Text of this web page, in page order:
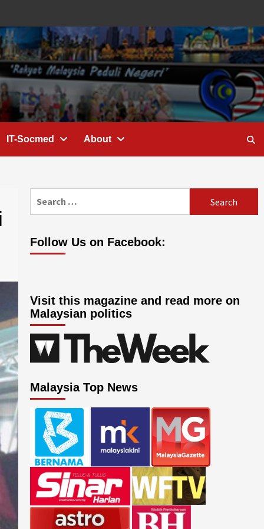
IT-Socmed About
Follow Us on Facebook:
Visit this magazine and read more on
Malaysian politics
Malaysia Top News